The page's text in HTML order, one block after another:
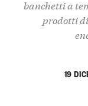
banchetti a
prodotti
19